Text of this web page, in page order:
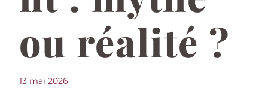
ou réalité ?
13 mai 2026